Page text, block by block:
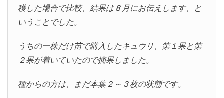
穫した場合で比較、結果は８月にお伝えします、と
いうことでした。
うちの一株だけ苗で購入したキュウリ、第１果と第
２果が着いていたので摘果しました。
種からの方は、まだ本葉２～３枚の状態です。